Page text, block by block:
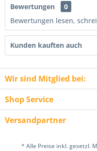
Bewertungen
0
Bewertungen lesen,
Kunden kauften auch
Wir sind Mitglied bei:
Shop Service
Versandpartner
* Alle Preise inkl. gesetzl.